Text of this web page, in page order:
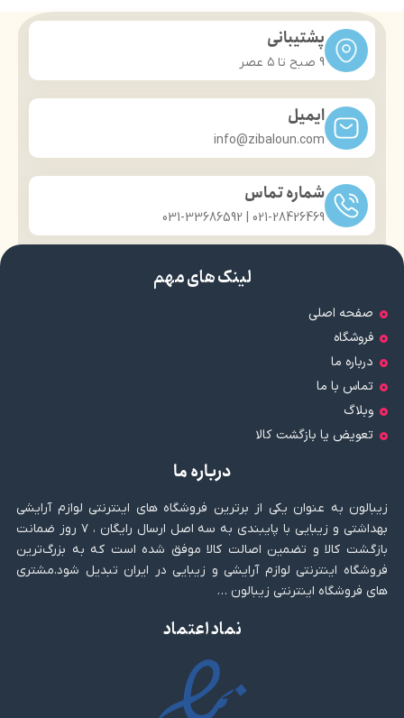
پشتیبانی
9 صبح تا ۵ عصر
ایمیل
info@zibaloun.com
شماره تماس
021-28426469 | 031-33686592
لینک های مهم
صفحه اصلی
فروشگاه
درباره ما
تماس با ما
وبلاگ
تعویض یا بازگشت کالا
درباره ما
زیبالون به عنوان یکی از برترین فروشگاه های اینترنتی لوازم آرایشی
بهداشتی و زیبایی با پایبندی به سه اصل ارسال رایگان ، ۷ روز ضمانت
بازگشت کالا و تضمین اصالت کالا موفق شده است که به بزرگ‌ترین
فروشگاه اینترنتی لوازم آرایشی و زیبایی در ایران تبدیل شود.مشتری
های فروشگاه اینترنتی زیبالون …
نماد اعتماد